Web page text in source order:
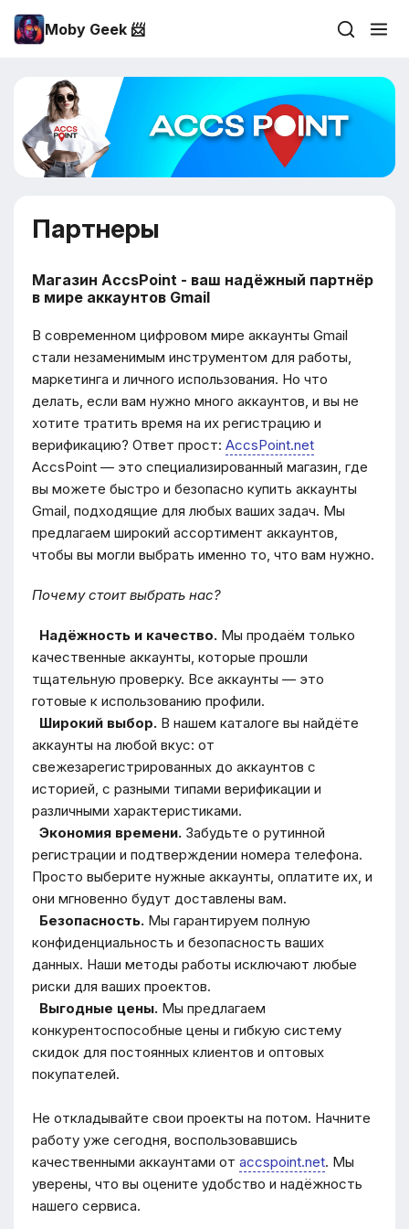
Moby Geek 📨
Партнеры
Магазин AccsPoint - ваш надёжный партнёр
в мире аккаунтов Gmail
В современном цифровом мире аккаунты Gmail
стали незаменимым инструментом для работы,
маркетинга и личного использования. Но что
делать, если вам нужно много аккаунтов, и вы не
хотите тратить время на их регистрацию и
верификацию? Ответ прост: AccsPoint.net
AccsPoint — это специализированный магазин, где
вы можете быстро и безопасно купить аккаунты
Gmail, подходящие для любых ваших задач. Мы
предлагаем широкий ассортимент аккаунтов,
чтобы вы могли выбрать именно то, что вам нужно.
Почему стоит выбрать нас?
Надёжность и качество. Мы продаём только
качественные аккаунты, которые прошли
тщательную проверку. Все аккаунты — это
готовые к использованию профили.
Широкий выбор. В нашем каталоге вы найдёте
аккаунты на любой вкус: от
свежезарегистрированных до аккаунтов с
историей, с разными типами верификации и
различными характеристиками.
Экономия времени. Забудьте о рутинной
регистрации и подтверждении номера телефона.
Просто выберите нужные аккаунты, оплатите их, и
они мгновенно будут доставлены вам.
Безопасность. Мы гарантируем полную
конфиденциальность и безопасность ваших
данных. Наши методы работы исключают любые
риски для ваших проектов.
Выгодные цены. Мы предлагаем
конкурентоспособные цены и гибкую систему
скидок для постоянных клиентов и оптовых
покупателей.
Не откладывайте свои проекты на потом. Начните
работу уже сегодня, воспользовавшись
качественными аккаунтами от accspoint.net. Мы
уверены, что вы оцените удобство и надёжность
нашего сервиса.